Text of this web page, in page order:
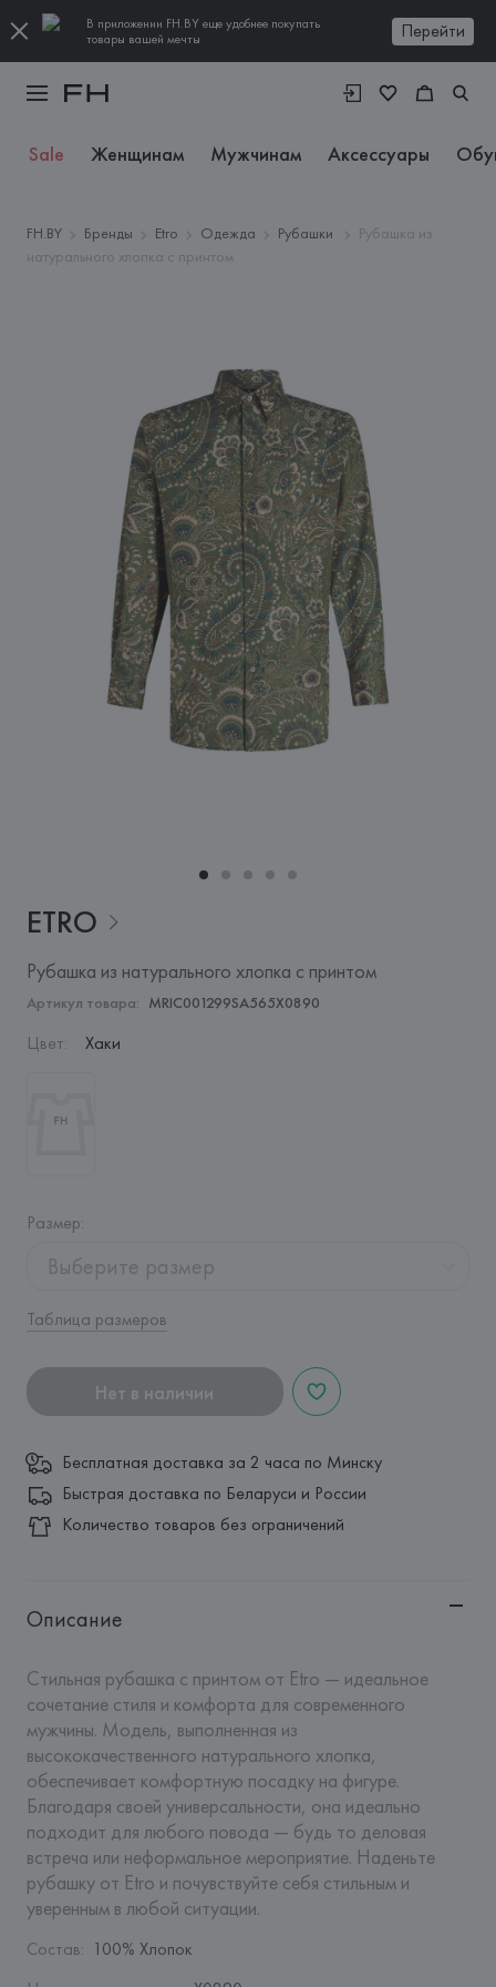
В приложении FH.BY еще удобнее покупать
товары вашей мечты
Перейти
Sale Женщинам Мужчинам Аксессуары
FH.BY Бренды Etro Одежда Рубашки
Рубашка из
натурального хлопка с принтом
ETRO
Рубашка из натурального хлопка с принтом
Артикул товара: MRIC001299SA565X0890
Цвет: Хаки
Размер:
Выберите размер
Таблица размеров
Нет в наличии
Бесплатная доставка за 2 часа по Минску
Быстрая доставка по Беларуси и России
Количество товаров без ограничений
Описание
Стильная рубашка с принтом от Etro — идеальное
сочетание стиля и комфорта для современного
мужчины. Модель, выполненная из
высококачественного натурального хлопка,
обеспечивает комфортную посадку на фигуре.
Благодаря своей универсальности, она идеально
подходит для любого повода — будь то деловая
встреча или неформальное мероприятие. Наденьте
рубашку от Etro и почувствуйте себя стильным и
уверенным в любой ситуации.
Состав: 100% Хлопок